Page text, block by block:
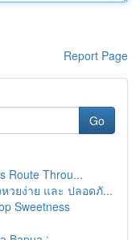
Report Page
Go
Route Throu...
วยง่าย และ ปลอดภั...
Sweetness